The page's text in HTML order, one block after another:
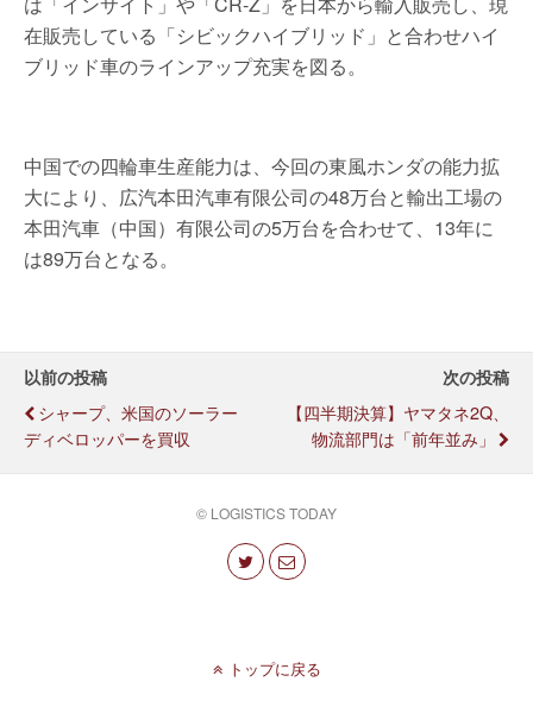
在販売している「シビックハイブリッド」と合わせハイ
ブリッド車のラインアップ充実を図る。
中国での四輪車生産能力は、今回の東風ホンダの能力拡
大により、広汽本田汽車有限公司の48万台と輸出工場の
本田汽車（中国）有限公司の5万台を合わせて、13年に
は89万台となる。
以前の投稿
シャープ、米国のソーラー
ディベロッパーを買収
次の投稿
【四半期決算】ヤマタネ2Q、
物流部門は「前年並み」
© LOGISTICS TODAY
トップに戻る